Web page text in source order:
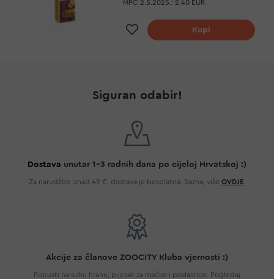
MPC 2.5.2025.: 2,40 EUR
Dodaj na listu želja
Kupi
Siguran odabir!
Dostava unutar 1-3 radnih dana po cijeloj Hrvatskoj :)
Za narudžbe iznad 49 €, dostava je besplatna. Saznaj više OVDJE
Akcije za članove ZOOCITY Kluba vjernosti :)
Popusti na suhu hranu, pijesak za mačke i poslastice. Pogledaj